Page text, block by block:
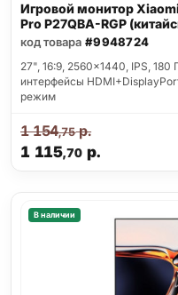
Игровой монитор
Pro P27QBA-RGP
код товара #9948724
27", 16:9, 2560x1440, IPS,
интерфейсы
режим
1 115,70 р.
1 154,75р.
В наличии